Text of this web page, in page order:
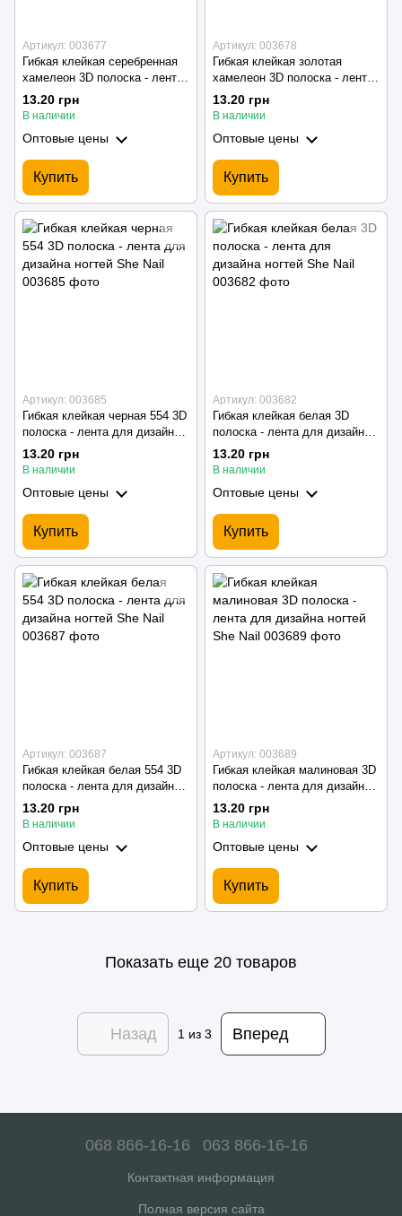
Артикул: 003677
Гибкая клейкая серебренная
хамелеон 3D полоска - лента
для дизайна ногтей She Nail
13.20 грн
В наличии
Оптовые цены
Купить
Артикул: 003678
Гибкая клейкая золотая
хамелеон 3D полоска - лента
для дизайна ногтей She Nail
13.20 грн
В наличии
Оптовые цены
Купить
Артикул: 003685
Гибкая клейкая черная 554 3D
полоска - лента для дизайна
ногтей She Nail
13.20 грн
В наличии
Оптовые цены
Купить
Артикул: 003682
Гибкая клейкая белая 3D
полоска - лента для дизайна
ногтей She Nail
13.20 грн
В наличии
Оптовые цены
Купить
Артикул: 003687
Гибкая клейкая белая 554 3D
полоска - лента для дизайна
ногтей She Nail
13.20 грн
В наличии
Оптовые цены
Купить
Артикул: 003689
Гибкая клейкая малиновая 3D
полоска - лента для дизайна
ногтей She Nail
13.20 грн
В наличии
Оптовые цены
Купить
Показать еще 20 товаров
Назад 1из 3 Вперед
068 866-16-16 063 866-16-16
Контактная информация
Полная версия сайта